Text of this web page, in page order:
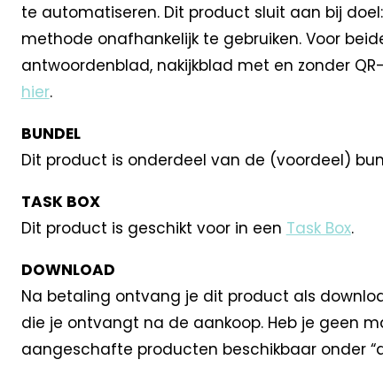
te automatiseren. Dit product sluit aan bij
methode onafhankelijk te gebruiken. Voor
antwoordenblad, nakijkblad met en zonder
hier.
BUNDEL
Dit product is onderdeel van de (voordeel)
TASK BOX
Dit product is geschikt voor in een Task Box.
DOWNLOAD
Na betaling ontvang je dit product als
die je ontvangt na de aankoop. Heb je geen
aangeschafte producten beschikbaar onder